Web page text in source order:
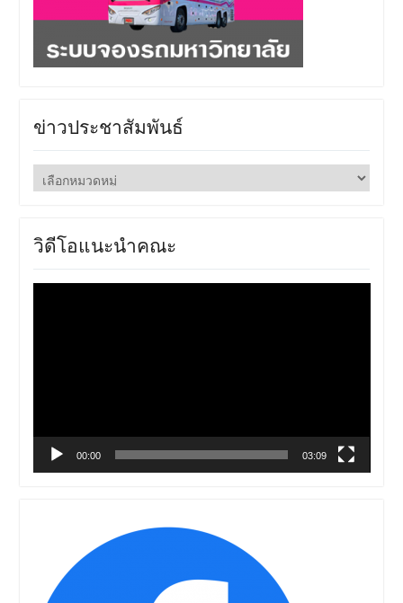
ข่าวประชาสัมพันธ์
ข่าว
ประชาสัมพันธ์
วิดีโอแนะนำคณะ
00:00 03:09